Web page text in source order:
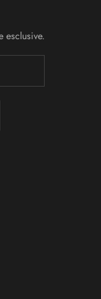
esclusive.